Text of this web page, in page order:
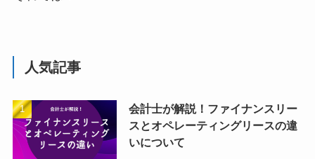
人気記事
会計士が解説！ファイナンスリー
スとオペレーティングリースの違
いについて